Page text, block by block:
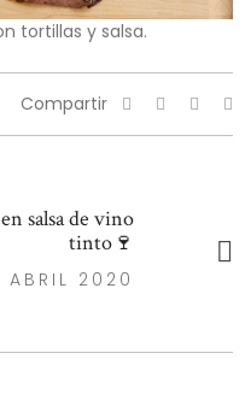
tortillas y salsa.
Compartir
salsa de vino
tinto🍷
ABRIL 2020